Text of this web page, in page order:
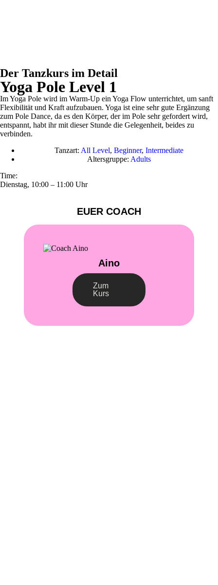
Der Tanzkurs im Detail
Yoga Pole Level 1
Im Yoga Pole wird im Warm-Up ein Yoga Flow unterrichtet, um sanft
Flexibilität und Kraft aufzubauen. Yoga ist eine sehr gute Ergänzung
zum Pole Dance, da es den Körper, der im Pole sehr gefordert wird,
entspannt, habt ihr mit dieser Stunde die Gelegenheit, beides zu
verbinden.
Tanzart: All Level, Beginner, Intermediate
Altersgruppe: Adults
Time:
Dienstag, 10:00 – 11:00 Uhr
EUER COACH
Aino
Zum
Kurs